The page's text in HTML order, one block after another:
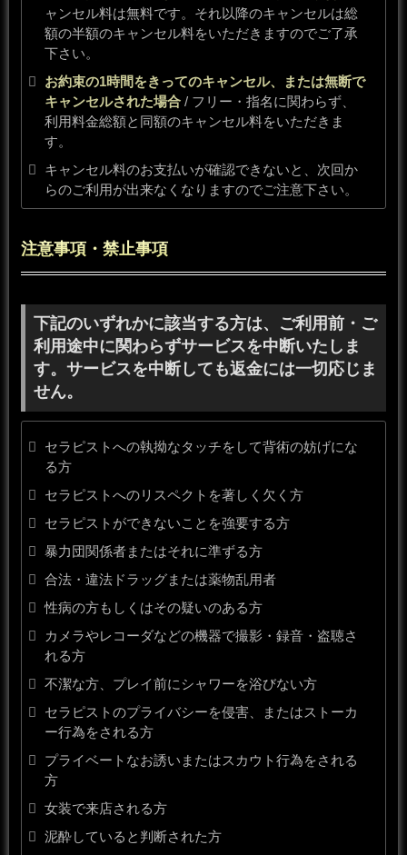
ャンセル料は無料です。それ以降のキャンセルは総
額の半額のキャンセル料をいただきますのでご了承
下さい。
お約束の1時間をきってのキャンセル、または無断で
キャンセルされた場合 / フリー・指名に関わらず、
利用料金総額と同額のキャンセル料をいただきま
す。
キャンセル料のお支払いが確認できないと、次回か
らのご利用が出来なくなりますのでご注意下さい。
注意事項・禁止事項
下記のいずれかに該当する方は、ご利用前・ご
利用途中に関わらずサービスを中断いたしま
す。サービスを中断しても返金には一切応じま
せん。
セラピストへの執拗なタッチをして背術の妨げにな
る方
セラピストへのリスペクトを著しく欠く方
セラピストができないことを強要する方
暴力団関係者またはそれに準ずる方
合法・違法ドラッグまたは薬物乱用者
性病の方もしくはその疑いのある方
カメラやレコーダなどの機器で撮影・録音・盗聴さ
れる方
不潔な方、プレイ前にシャワーを浴びない方
セラピストのプライバシーを侵害、またはストーカ
ー行為をされる方
プライベートなお誘いまたはスカウト行為をされる
方
女装で来店される方
泥酔していると判断された方